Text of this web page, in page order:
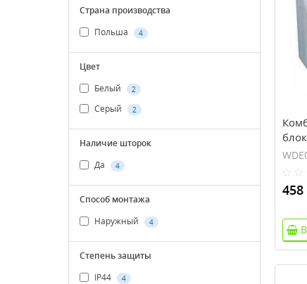
Страна производства
Польша
4
Цвет
Белый
2
Серый 2
Наличие шторок
Да
4
Способ монтажа
Наружный
4
Степень защиты
IP44
4
458